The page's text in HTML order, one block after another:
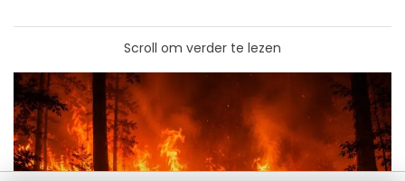
Scroll om verder te lezen